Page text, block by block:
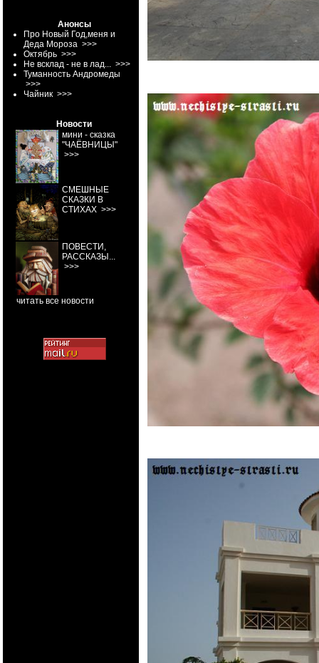
Анонсы
Про Новый Год,меня и
Деда Мороза >>>
Октябрь >>>
Не всклад - не в лад... >>>
Туманность Андромеды
>>>
Чайник >>>
Новости
мини - сказка
"ЧАЁВНИЦЫ"
>>>
СМЕШНЫЕ
СКАЗКИ В
СТИХАХ >>>
ПОВЕСТИ,
РАССКАЗЫ...
>>>
читать все новости